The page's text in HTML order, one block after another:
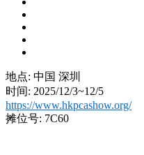
地点: 中国 深圳
时间: 2025/12/3~12/5
https://www.hkpcashow.org/
摊位号: 7C60